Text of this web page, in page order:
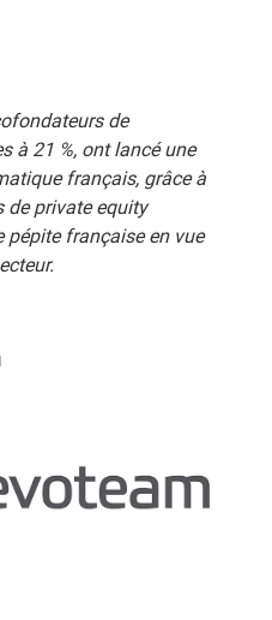
de
à 21 %, ont lancé une
français, grâce à
de private equity
pépite française en vue